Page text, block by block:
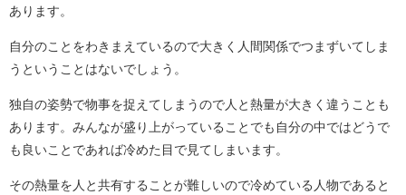
あります。
自分のことをわきまえているので大きく人間関係でつまずいてしま
うということはないでしょう。
独自の姿勢で物事を捉えてしまうので人と熱量が大きく違うことも
あります。みんなが盛り上がっていることでも自分の中ではどうで
も良いことであれば冷めた目で見てしまいます。
その熱量を人と共有することが難しいので冷めている人物であると